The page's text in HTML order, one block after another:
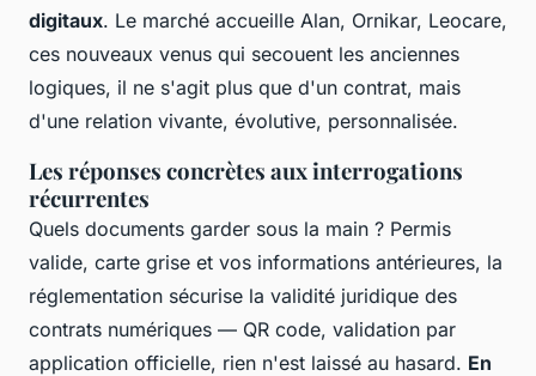
digitaux. Le marché accueille Alan, Ornikar, Leocare,
ces nouveaux venus qui secouent les anciennes
logiques, il ne s'agit plus que d'un contrat, mais
d'une relation vivante, évolutive, personnalisée.
Les réponses concrètes aux interrogations
récurrentes
Quels documents garder sous la main ? Permis
valide, carte grise et vos informations antérieures, la
réglementation sécurise la validité juridique des
contrats numériques — QR code, validation par
application officielle, rien n'est laissé au hasard. En